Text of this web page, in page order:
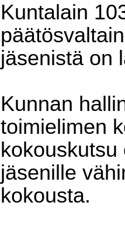
Kuntalain
jäsenistä on
Kunnan
toimielimen
jäsenille
kokousta.